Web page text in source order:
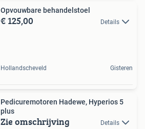
Opvouwbare behandelstoel
€ 125,00 Details
Hollandscheveld Gisteren
Pedicuremotoren Hadewe, Hyperios 5
plus
Zie omschrijving Details